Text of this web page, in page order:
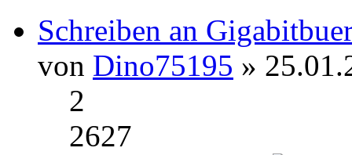
Schreiben an
von Dino75195 »
2
2627